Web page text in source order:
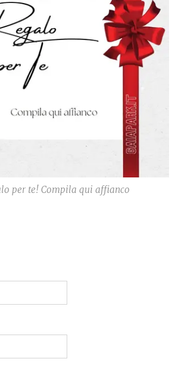
per te! Compila qui affianco